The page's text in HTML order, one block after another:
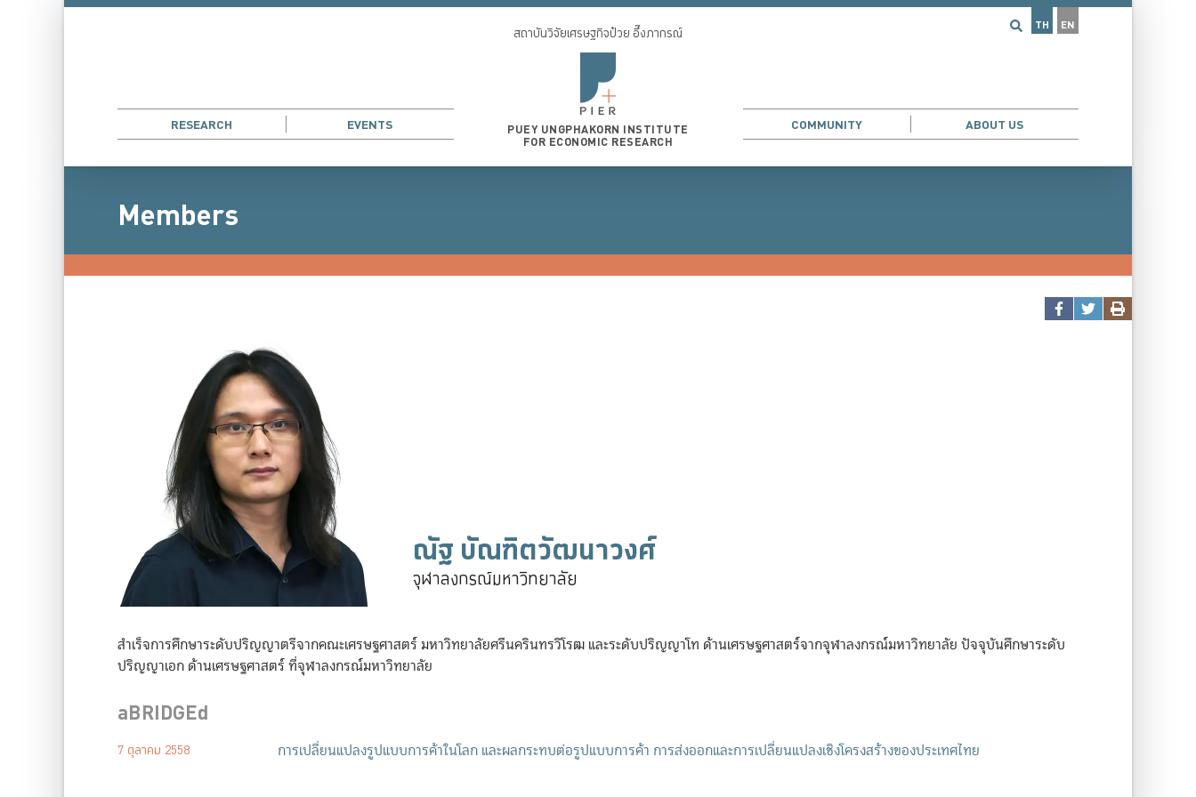
TH EN
RESEARCH EVENTS
สถาบันวิจัยเศรษฐกิจป๋วย อึ๊งภากรณ์
PUEY UNGPHAKORN INSTITUTE
FOR ECONOMIC RESEARCH
COMMUNITY ABOUT US
Members
ณัฐ บัณฑิตวัฒนาวงศ์
จุฬาลงกรณ์มหาวิทยาลัย
สำเร็จการศึกษาระดับปริญญาตรีจากคณะเศรษฐศาสตร์ มหาวิทยาลัยศรีนครินทรวิโรฒ และระดับปริญญาโท ด้านเศรษฐศาสตร์จากจุฬาลงกรณ์มหาวิทยาลัย ปัจจุบันศึกษาระดับ
ปริญญาเอก ด้านเศรษฐศาสตร์ ที่จุฬาลงกรณ์มหาวิทยาลัย
aBRIDGEd
7 ตุลาคม 2558 การเปลี่ยนแปลงรูปแบบการค้าในโลก และผลกระทบต่อรูปแบบการค้า การส่งออกและการเปลี่ยนแปลงเชิงโครงสร้างของประเทศไทย